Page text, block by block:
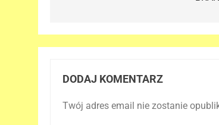
DODAJ KOMENTARZ
Twój adres email nie zostanie